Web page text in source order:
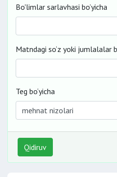
Bo'limlar sarlavhasi bo’yicha
Matndagi so‘z yoki jumlalalar
Teg bo‘yicha
Qidiruv